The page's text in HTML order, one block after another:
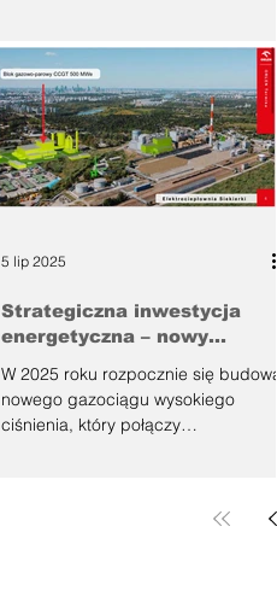
Strategiczna inwestycja
energetyczna – nowy
Elektrociepłowni Siekierki
przejdzie przez Wilanów
W 2025 roku rozpocznie się budowa
nowego gazociągu wysokiego
ciśnienia, który połączy
5 lip 2025